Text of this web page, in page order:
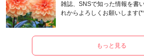
雑誌、SNSで知った情報を書
れからよろしくお願いします
もっと見る